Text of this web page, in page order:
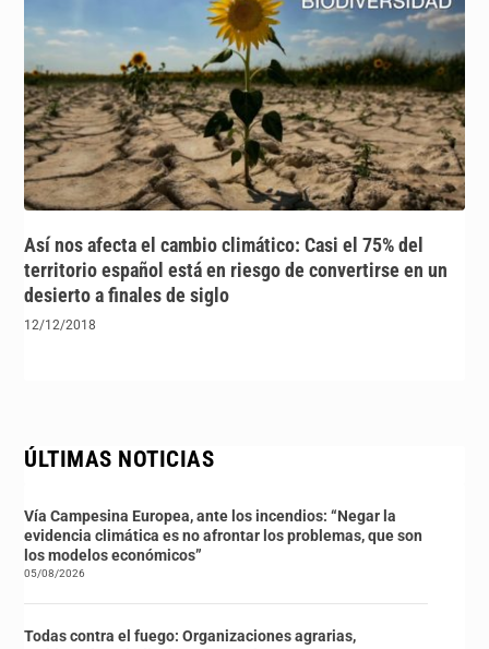
Así nos afecta el cambio climático: Casi el 75% del
territorio español está en riesgo de convertirse en un
desierto a finales de siglo
12/12/2018
ÚLTIMAS NOTICIAS
Vía Campesina Europea, ante los incendios: “Negar la
evidencia climática es no afrontar los problemas, que son
los modelos económicos”
05/08/2026
Todas contra el fuego: Organizaciones agrarias,